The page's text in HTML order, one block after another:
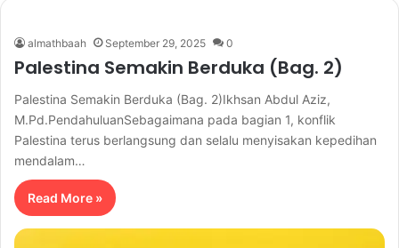
almathbaah September 29, 2025 0
Palestina Semakin Berduka (Bag. 2)
Palestina Semakin Berduka (Bag. 2)Ikhsan Abdul Aziz,
M.Pd.PendahuluanSebagaimana pada bagian 1, konflik
Palestina terus berlangsung dan selalu menyisakan kepedihan
mendalam…
Read More »